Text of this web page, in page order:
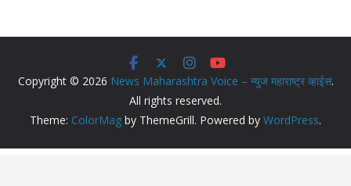
Copyright © 2026 News Maharashtra Voice – न्युज महाराष्ट्र व्हाईस.
All rights reserved.
Theme: ColorMag by ThemeGrill. Powered by WordPress.